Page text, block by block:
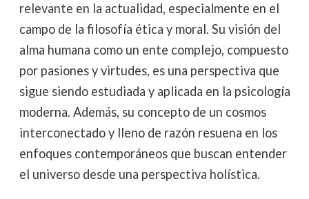
relevante en la actualidad, especialmente en el
campo de la filosofía ética y moral. Su visión del
alma humana como un ente complejo, compuesto
por pasiones y virtudes, es una perspectiva que
sigue siendo estudiada y aplicada en la psicología
moderna. Además, su concepto de un cosmos
interconectado y lleno de razón resuena en los
enfoques contemporáneos que buscan entender
el universo desde una perspectiva holística.